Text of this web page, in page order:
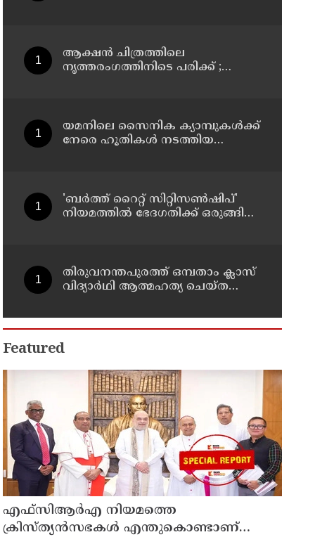
ആക്ഷൻ ചിത്രത്തിലെ
നൃത്തരംഗത്തിനിടെ പരിക്ക് ;
യമനിലെ സൈനിക ക്യാമ്പുകൾക്ക്
നേരെ ഹൂതികൾ നടത്തിയ
'ബർത്ത് റൈറ്റ് സിറ്റിസൺഷിപ്'
നിയമത്തിൽ ഭേദഗതിക്ക് ഒരുങ്ങി
തിരുവനന്തപുരത്ത് ഒമ്പതാം ക്ലാസ്
വിദ്യാർഥി ആത്മഹത്യ ചെയ്ത
അറസ്റ്റിൽ
Featured
എഫ്‌സിആര്‍എ നിയമത്തെ
ക്രിസ്ത്യന്‍സഭകള്‍ എന്തുകൊണ്ടാണ്